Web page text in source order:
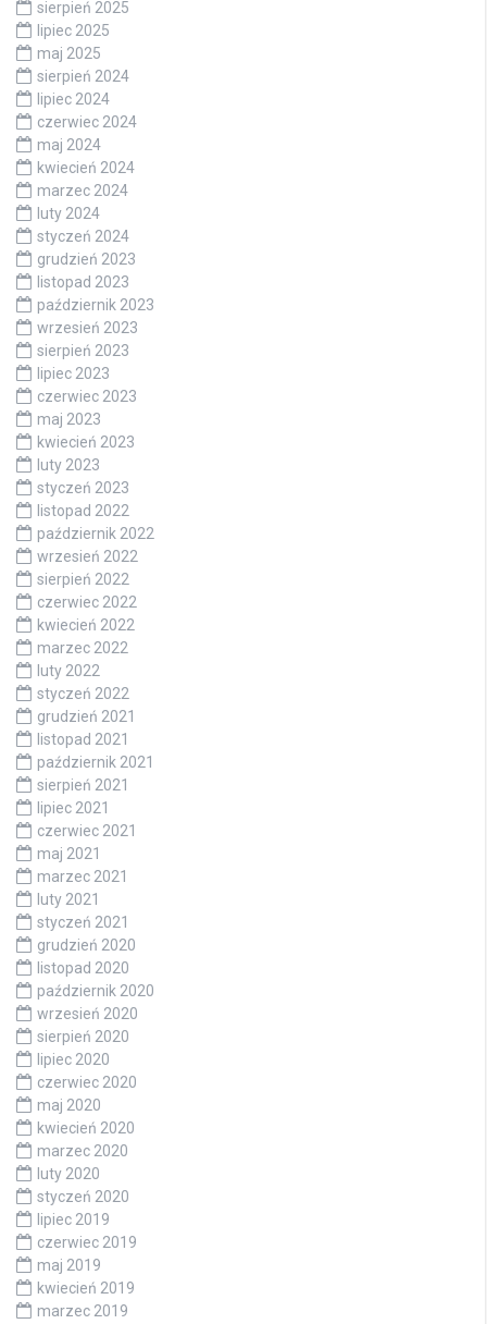
sierpień 2025
lipiec 2025
maj 2025
sierpień 2024
lipiec 2024
czerwiec 2024
maj 2024
kwiecień 2024
marzec 2024
luty 2024
styczeń 2024
grudzień 2023
listopad 2023
październik 2023
wrzesień 2023
sierpień 2023
lipiec 2023
czerwiec 2023
maj 2023
kwiecień 2023
luty 2023
styczeń 2023
listopad 2022
październik 2022
wrzesień 2022
sierpień 2022
czerwiec 2022
kwiecień 2022
marzec 2022
luty 2022
styczeń 2022
grudzień 2021
listopad 2021
październik 2021
sierpień 2021
lipiec 2021
czerwiec 2021
maj 2021
marzec 2021
luty 2021
styczeń 2021
grudzień 2020
listopad 2020
październik 2020
wrzesień 2020
sierpień 2020
lipiec 2020
czerwiec 2020
maj 2020
kwiecień 2020
marzec 2020
luty 2020
styczeń 2020
lipiec 2019
czerwiec 2019
maj 2019
kwiecień 2019
marzec 2019